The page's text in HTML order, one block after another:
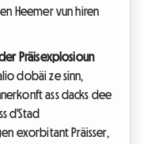
Heemer vun hiren
Präisexplosioun
dobäi ze sinn,
ass dacks dee
d'Stad
exorbitant Präisser,